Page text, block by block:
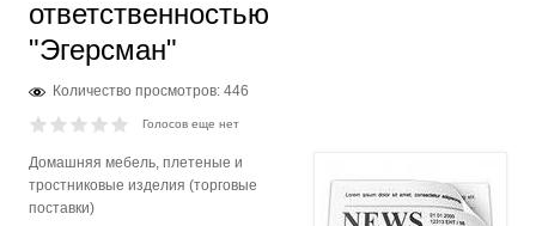
ответственностью
"Эгерсман"
Количество просмотров: 446
Голосов еще нет
Домашняя мебель, плетеные и
тростниковые изделия (торговые
поставки)